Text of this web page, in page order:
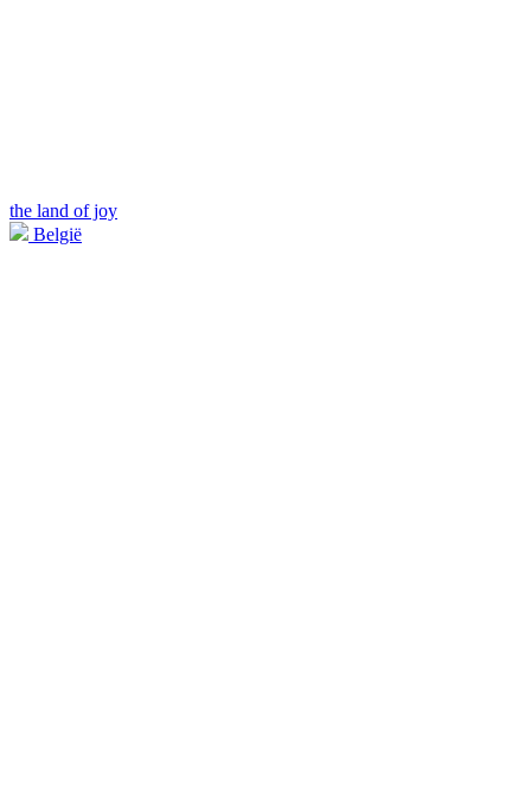
the land of joy
België